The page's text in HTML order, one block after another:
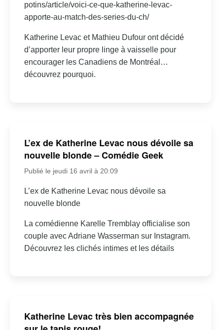
potins/article/voici-ce-que-katherine-levac-
apporte-au-match-des-series-du-ch/
Katherine Levac et Mathieu Dufour ont décidé
d’apporter leur propre linge à vaisselle pour
encourager les Canadiens de Montréal…
découvrez pourquoi.
L’ex de Katherine Levac nous dévoile sa
nouvelle blonde – Comédie Geek
Publié le jeudi 16 avril à 20:09
L’ex de Katherine Levac nous dévoile sa
nouvelle blonde
La comédienne Karelle Tremblay officialise son
couple avec Adriane Wasserman sur Instagram.
Découvrez les clichés intimes et les détails
Katherine Levac très bien accompagnée